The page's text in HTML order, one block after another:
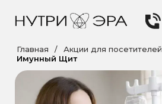
Главная / Акции для посетителей
Имунный Щит